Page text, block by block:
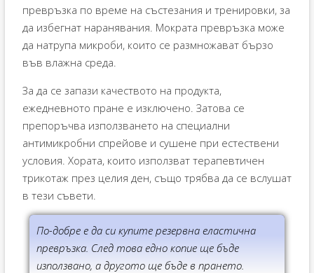
превръзка по време на състезания и тренировки, за
да избегнат наранявания. Мократа превръзка може
да натрупа микроби, които се размножават бързо
във влажна среда.
За да се запази качеството на продукта,
ежедневното пране е изключено. Затова се
препоръчва използването на специални
антимикробни спрейове и сушене при естествени
условия. Хората, които използват терапевтичен
трикотаж през целия ден, също трябва да се вслушат
в тези съвети.
По-добре е да си купите резервна еластична
превръзка. След това едно копие ще бъде
използвано, а другото ще бъде в прането.